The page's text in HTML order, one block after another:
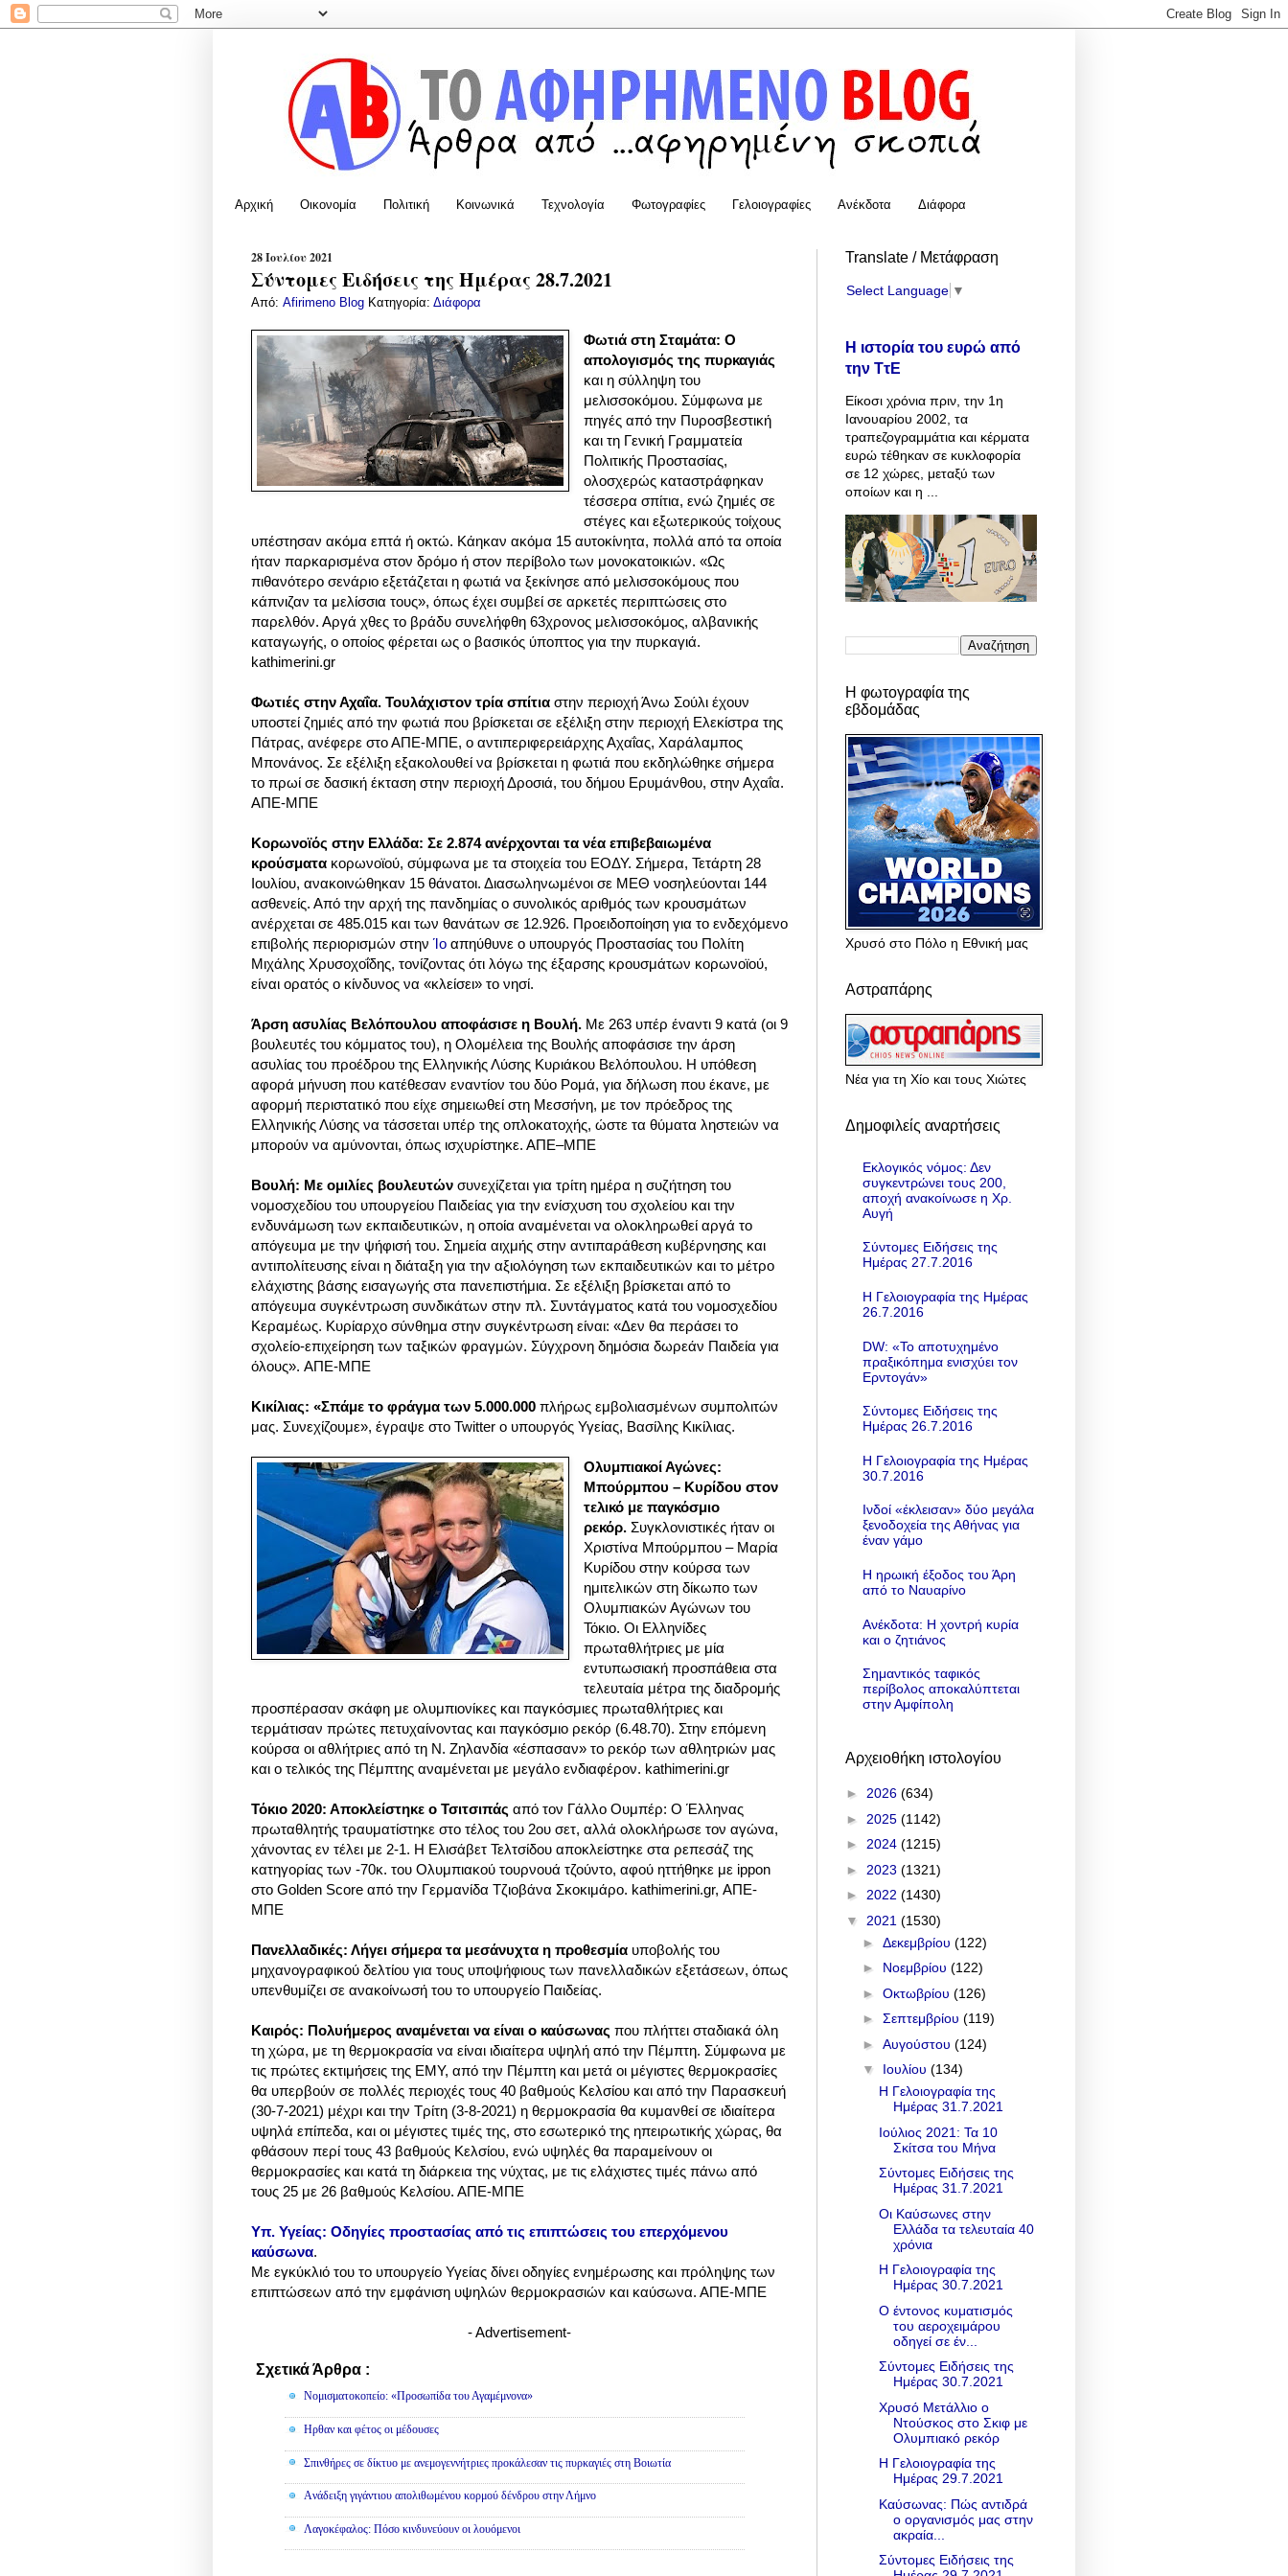
Αρχική Οικονομία Πολιτική Κοινωνικά Τεχνολογία Φωτογραφίες Γελοιογραφίες Ανέκδοτα Διάφορα
28 Ιουλίου 2021
Σύντομες Ειδήσεις της Ημέρας 28.7.2021
Από: Afirimeno Blog Κατηγορία: Διάφορα
Φωτιά στη Σταμάτα: Ο
απολογισμός της πυρκαγιάς
και η σύλληψη του
μελισσοκόμου. Σύμφωνα με
πηγές από την Πυροσβεστική
και τη Γενική Γραμματεία
Πολιτικής Προστασίας,
ολοσχερώς καταστράφηκαν
τέσσερα σπίτια, ενώ ζημιές σε
στέγες και εξωτερικούς τοίχους
υπέστησαν ακόμα επτά ή οκτώ. Κάηκαν ακόμα 15 αυτοκίνητα, πολλά από τα οποία
ήταν παρκαρισμένα στον δρόμο ή στον περίβολο των μονοκατοικιών. «Ως
πιθανότερο σενάριο εξετάζεται η φωτιά να ξεκίνησε από μελισσοκόμους που
κάπνιζαν τα μελίσσια τους», όπως έχει συμβεί σε αρκετές περιπτώσεις στο
παρελθόν. Αργά χθες το βράδυ συνελήφθη 63χρονος μελισσοκόμος, αλβανικής
καταγωγής, ο οποίος φέρεται ως ο βασικός ύποπτος για την πυρκαγιά.
kathimerini.gr
Φωτιές στην Αχαΐα. Τουλάχιστον τρία σπίτια στην περιοχή Άνω Σούλι έχουν
υποστεί ζημιές από την φωτιά που βρίσκεται σε εξέλιξη στην περιοχή Ελεκίστρα της
Πάτρας, ανέφερε στο ΑΠΕ-ΜΠΕ, ο αντιπεριφερειάρχης Αχαΐας, Χαράλαμπος
Μπονάνος. Σε εξέλιξη εξακολουθεί να βρίσκεται η φωτιά που εκδηλώθηκε σήμερα
το πρωί σε δασική έκταση στην περιοχή Δροσιά, του δήμου Ερυμάνθου, στην Αχαΐα.
ΑΠΕ-ΜΠΕ
Κορωνοϊός στην Ελλάδα: Σε 2.874 ανέρχονται τα νέα επιβεβαιωμένα
κρούσματα κορωνοϊού, σύμφωνα με τα στοιχεία του ΕΟΔΥ. Σήμερα, Τετάρτη 28
Ιουλίου, ανακοινώθηκαν 15 θάνατοι. Διασωληνωμένοι σε ΜΕΘ νοσηλεύονται 144
ασθενείς. Από την αρχή της πανδημίας ο συνολικός αριθμός των κρουσμάτων
ανέρχεται σε 485.015 και των θανάτων σε 12.926. Προειδοποίηση για το ενδεχόμενο
επιβολής περιορισμών στην Ίο απηύθυνε ο υπουργός Προστασίας του Πολίτη
Μιχάλης Χρυσοχοΐδης, τονίζοντας ότι λόγω της έξαρσης κρουσμάτων κορωνοϊού,
είναι ορατός ο κίνδυνος να «κλείσει» το νησί.
Άρση ασυλίας Βελόπουλου αποφάσισε η Βουλή. Με 263 υπέρ έναντι 9 κατά (οι 9
βουλευτές του κόμματος του), η Ολομέλεια της Βουλής αποφάσισε την άρση
ασυλίας του προέδρου της Ελληνικής Λύσης Κυριάκου Βελόπουλου. Η υπόθεση
αφορά μήνυση που κατέθεσαν εναντίον του δύο Ρομά, για δήλωση που έκανε, με
αφορμή περιστατικό που είχε σημειωθεί στη Μεσσήνη, με τον πρόεδρος της
Ελληνικής Λύσης να τάσσεται υπέρ της οπλοκατοχής, ώστε τα θύματα ληστειών να
μπορούν να αμύνονται, όπως ισχυρίστηκε. ΑΠΕ–ΜΠΕ
Βουλή: Με ομιλίες βουλευτών συνεχίζεται για τρίτη ημέρα η συζήτηση του
νομοσχεδίου του υπουργείου Παιδείας για την ενίσχυση του σχολείου και την
ενδυνάμωση των εκπαιδευτικών, η οποία αναμένεται να ολοκληρωθεί αργά το
απόγευμα με την ψήφισή του. Σημεία αιχμής στην αντιπαράθεση κυβέρνησης και
αντιπολίτευσης είναι η διάταξη για την αξιολόγηση των εκπαιδευτικών και το μέτρο
ελάχιστης βάσης εισαγωγής στα πανεπιστήμια. Σε εξέλιξη βρίσκεται από το
απόγευμα συγκέντρωση συνδικάτων στην πλ. Συντάγματος κατά του νομοσχεδίου
Κεραμέως. Κυρίαρχο σύνθημα στην συγκέντρωση είναι: «Δεν θα περάσει το
σχολείο-επιχείρηση των ταξικών φραγμών. Σύγχρονη δημόσια δωρεάν Παιδεία για
όλους». ΑΠΕ-ΜΠΕ
Κικίλιας: «Σπάμε το φράγμα των 5.000.000 πλήρως εμβολιασμένων συμπολιτών
μας. Συνεχίζουμε», έγραψε στο Twitter ο υπουργός Υγείας, Βασίλης Κικίλιας.
Ολυμπιακοί Αγώνες:
Μπούρμπου – Κυρίδου στον
τελικό με παγκόσμιο
ρεκόρ. Συγκλονιστικές ήταν οι
Χριστίνα Μπούρμπου – Μαρία
Κυρίδου στην κούρσα των
ημιτελικών στη δίκωπο των
Ολυμπιακών Αγώνων του
Τόκιο. Οι Ελληνίδες
πρωταθλήτριες με μία
εντυπωσιακή προσπάθεια στα
τελευταία μέτρα της διαδρομής
προσπέρασαν σκάφη με ολυμπιονίκες και παγκόσμιες πρωταθλήτριες και
τερμάτισαν πρώτες πετυχαίνοντας και παγκόσμιο ρεκόρ (6.48.70). Στην επόμενη
κούρσα οι αθλήτριες από τη Ν. Ζηλανδία «έσπασαν» το ρεκόρ των αθλητριών μας
και ο τελικός της Πέμπτης αναμένεται με μεγάλο ενδιαφέρον. kathimerini.gr
Τόκιο 2020: Αποκλείστηκε ο Τσιτσιπάς από τον Γάλλο Ουμπέρ: Ο Έλληνας
πρωταθλητής τραυματίστηκε στο τέλος του 2ου σετ, αλλά ολοκλήρωσε τον αγώνα,
χάνοντας εν τέλει με 2-1. Η Ελισάβετ Τελτσίδου αποκλείστηκε στα ρεπεσάζ της
κατηγορίας των -70κ. του Ολυμπιακού τουρνουά τζούντο, αφού ηττήθηκε με ippon
στο Golden Score από την Γερμανίδα Τζιοβάνα Σκοκιμάρο. kathimerini.gr, ΑΠΕ-
ΜΠΕ
Πανελλαδικές: Λήγει σήμερα τα μεσάνυχτα η προθεσμία υποβολής του
μηχανογραφικού δελτίου για τους υποψήφιους των πανελλαδικών εξετάσεων, όπως
υπενθυμίζει σε ανακοίνωσή του το υπουργείο Παιδείας.
Καιρός: Πολυήμερος αναμένεται να είναι ο καύσωνας που πλήττει σταδιακά όλη
τη χώρα, με τη θερμοκρασία να είναι ιδιαίτερα υψηλή από την Πέμπτη. Σύμφωνα με
τις πρώτες εκτιμήσεις της ΕΜΥ, από την Πέμπτη και μετά οι μέγιστες θερμοκρασίες
θα υπερβούν σε πολλές περιοχές τους 40 βαθμούς Κελσίου και από την Παρασκευή
(30-7-2021) μέχρι και την Τρίτη (3-8-2021) η θερμοκρασία θα κυμανθεί σε ιδιαίτερα
υψηλά επίπεδα, και οι μέγιστες τιμές της, στο εσωτερικό της ηπειρωτικής χώρας, θα
φθάσουν περί τους 43 βαθμούς Κελσίου, ενώ υψηλές θα παραμείνουν οι
θερμοκρασίες και κατά τη διάρκεια της νύχτας, με τις ελάχιστες τιμές πάνω από
τους 25 με 26 βαθμούς Κελσίου. ΑΠΕ-ΜΠΕ
Υπ. Υγείας: Οδηγίες προστασίας από τις επιπτώσεις του επερχόμενου
καύσωνα.
Με εγκύκλιό του το υπουργείο Υγείας δίνει οδηγίες ενημέρωσης και πρόληψης των
επιπτώσεων από την εμφάνιση υψηλών θερμοκρασιών και καύσωνα. ΑΠΕ-ΜΠΕ
- Advertisement-
Σχετικά Άρθρα :
Νομισματοκοπείο: «Προσωπίδα του Αγαμέμνονα»
Ηρθαν και φέτος οι μέδουσες
Σπινθήρες σε δίκτυο με ανεμογεννήτριες προκάλεσαν τις πυρκαγιές στη Βοιωτία
Aνάδειξη γιγάντιου απολιθωμένου κορμού δένδρου στην Λήμνο
Λαγοκέφαλος: Πόσο κινδυνεύουν οι λουόμενοι
Translate / Μετάφραση
Select Language ▼
Η ιστορία του ευρώ από
την ΤτΕ
Είκοσι χρόνια πριν, την 1η
Ιανουαρίου 2002, τα
τραπεζογραμμάτια και κέρματα
ευρώ τέθηκαν σε κυκλοφορία
σε 12 χώρες, μεταξύ των
οποίων και η ...
Η φωτογραφία της
εβδομάδας
Χρυσό στο Πόλο η Εθνική μας
Αστραπάρης
Νέα για τη Χίο και τους Χιώτες
Δημοφιλείς αναρτήσεις
Εκλογικός νόμος: Δεν
συγκεντρώνει τους 200,
αποχή ανακοίνωσε η Χρ.
Αυγή
Σύντομες Ειδήσεις της
Ημέρας 27.7.2016
Η Γελοιογραφία της Ημέρας
26.7.2016
DW: «To αποτυχημένο
πραξικόπημα ενισχύει τον
Ερντογάν»
Σύντομες Ειδήσεις της
Ημέρας 26.7.2016
Η Γελοιογραφία της Ημέρας
30.7.2016
Ινδοί «έκλεισαν» δύο μεγάλα
ξενοδοχεία της Αθήνας για
έναν γάμο
Η ηρωική έξοδος του Άρη
από το Ναυαρίνο
Ανέκδοτα: Η χοντρή κυρία
και ο ζητιάνος
Σημαντικός ταφικός
περίβολος αποκαλύπτεται
στην Αμφίπολη
Αρχειοθήκη ιστολογίου
► 2026 (634)
► 2025 (1142)
► 2024 (1215)
► 2023 (1321)
► 2022 (1430)
▼ 2021 (1530)
► Δεκεμβρίου (122)
► Νοεμβρίου (122)
► Οκτωβρίου (126)
► Σεπτεμβρίου (119)
► Αυγούστου (124)
▼ Ιουλίου (134)
Η Γελοιογραφία της
Ημέρας 31.7.2021
Ιούλιος 2021: Τα 10
Σκίτσα του Μήνα
Σύντομες Ειδήσεις της
Ημέρας 31.7.2021
Οι Καύσωνες στην
Ελλάδα τα τελευταία 40
χρόνια
Η Γελοιογραφία της
Ημέρας 30.7.2021
Ο έντονος κυματισμός
του αεροχειμάρου
οδηγεί σε έν...
Σύντομες Ειδήσεις της
Ημέρας 30.7.2021
Χρυσό Μετάλλιο ο
Ντούσκος στο Σκιφ με
Ολυμπιακό ρεκόρ
Η Γελοιογραφία της
Ημέρας 29.7.2021
Καύσωνας: Πώς αντιδρά
ο οργανισμός μας στην
ακραία...
Σύντομες Ειδήσεις της